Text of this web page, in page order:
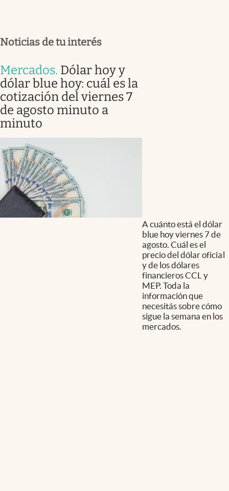
Noticias de tu interés
Mercados. Dólar hoy y
dólar blue hoy: cuál es la
cotización del viernes 7
de agosto minuto a
minuto
A cuánto está el dólar
blue hoy viernes 7 de
agosto. Cuál es el
precio del dólar oficial
y de los dólares
financieros CCL y
MEP. Toda la
información que
necesitás sobre cómo
sigue la semana en los
mercados.